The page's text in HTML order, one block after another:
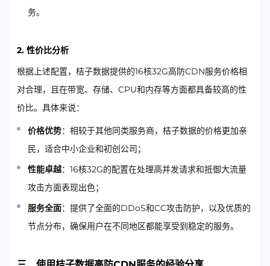
务。
2. 性价比分析
根据上述配置，桔子数据提供的16核32G高防CDN服务价格相
对合理，且在带宽、存储、CPU和内存等方面都具备较高的性
价比。具体来说：
价格优势：相较于其他同类服务商，桔子数据的价格更加亲
民，适合中小企业和初创公司；
性能卓越：16核32G的配置在处理高并发请求和抵御大流量
攻击方面表现出色；
服务全面：提供了全面的DDoS和CC攻击防护，以及优质的
节点分布，确保用户在不同地区都能享受到稳定的服务。